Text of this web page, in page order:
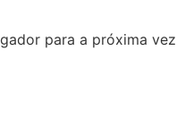
para a próxima vez